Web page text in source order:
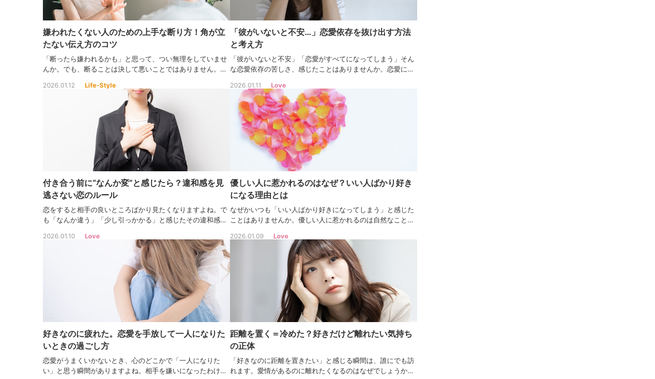
嫌われたくない人のための上手な断り方！角が立
たない伝え方のコツ
「断ったら嫌われるかも」と思って、つい無理をしていませ
んか。でも、断ることは決して悪いことではありません。伝
る”ことができるんです！
2026.01.12 Life-Style
「彼がいないと不安…」恋愛依存を抜け出す方法
と考え方
「彼がいないと不安」「恋愛がすべてになってしまう」そん
な恋愛依存の苦しさ、感じたことはありませんか。恋愛に依
少しずつ、自分の軸を取り戻す方法を見つけていきましょ
う！
2026.01.11 Love
付き合う前に“なんか変”と感じたら？違和感を見
逃さない恋のルール
恋をすると相手の良いところばかり見たくなりますよね。で
も「なんか違う」「少し引っかかる」と感じたその違和感
見極める力が必要ですよ！
2026.01.10 Love
優しい人に惹かれるのはなぜ？いい人ばかり好き
になる理由とは
なぜかいつも「いい人ばかり好きになってしまう」と感じた
ことはありませんか。優しい人に惹かれるのは自然なことで
には、心の深い部分にある“心理的パターン”が関係している
2026.01.09 Love
好きなのに疲れた。恋愛を手放して一人になりた
いときの過ごし方
恋愛がうまくいかないとき、心のどこかで「一人になりた
い」と思う瞬間がありますよね。相手を嫌いになったわけじ
距離を置く＝冷めた？好きだけど離れたい気持ち
の正体
「好きなのに距離を置きたい」と感じる瞬間は、誰にでも訪
れます。愛情があるのに離れたくなるのはなぜでしょうか。